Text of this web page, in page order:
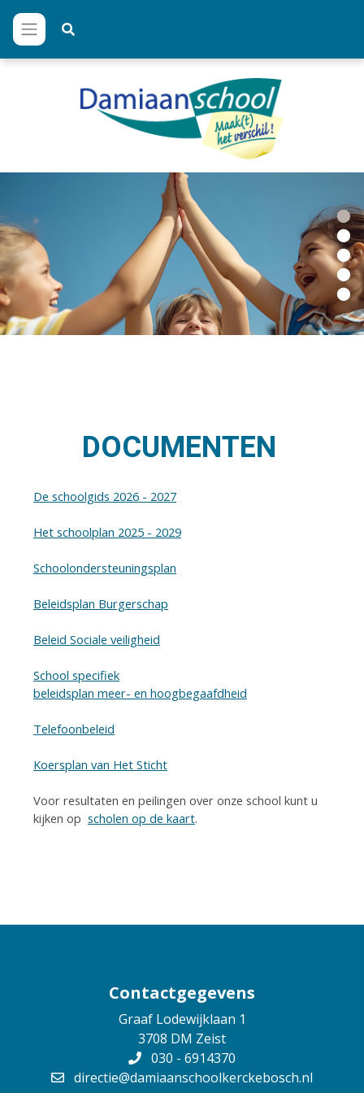
DOCUMENTEN
De schoolgids 2026 - 2027
Het schoolplan 2025 - 2029
Schoolondersteuningsplan
Beleidsplan Burgerschap
Beleid Sociale veiligheid
School specifiek
beleidsplan meer- en hoogbegaafdheid
Telefoonbeleid
Koersplan van Het Sticht
Voor resultaten en peilingen over onze school kunt u
kijken op scholen op de kaart.
Contactgegevens
Graaf Lodewijklaan 1
3708 DM Zeist
030 - 6914370
directie@damiaanschoolkerckebosch.nl